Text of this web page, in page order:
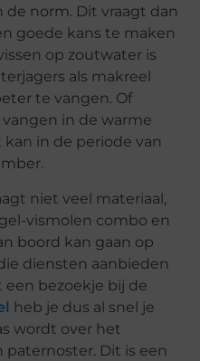
norm. Dit vraagt dan
goede kans te maken
op zoutwater is
als makreel
te vangen. Of
in de warme
in de periode van
niet veel materiaal,
vismolen combo en
boord kan gaan op
diensten aanbieden
een bezoekje bij de
heb je dus al snel je
wordt over het
Dit is een